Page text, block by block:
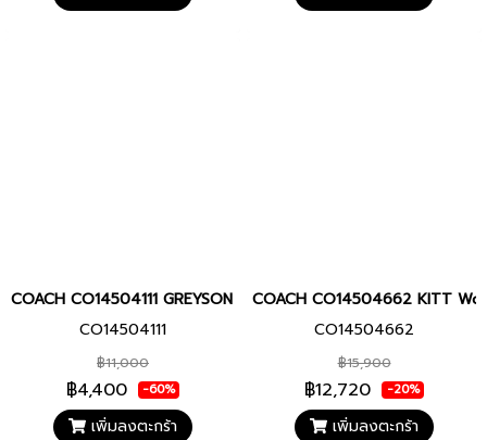
COACH CO14504111 GREYSON Women watch นาฬิกา นาฬิกาข้อมื
CO14504111
฿11,000
฿4,400 -60%
เพิ่มลงตะกร้า
COACH CO14504662 KITT
CO14504662
฿15,900
฿12,720 -20%
เพิ่มลงตะกร้า